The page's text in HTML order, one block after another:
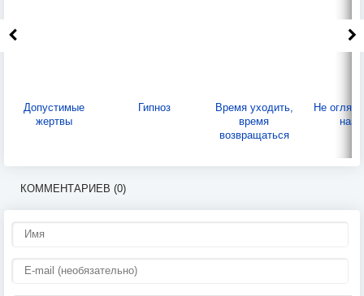
Допустимые
жертвы
Гипноз
Время уходить,
время
возвращаться
Не
КОММЕНТАРИЕВ (0)